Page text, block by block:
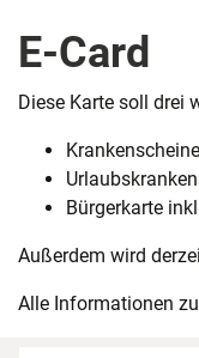
E-Card
Diese Karte soll drei
Bürgerkarte
Außerdem wird
Alle Informationen